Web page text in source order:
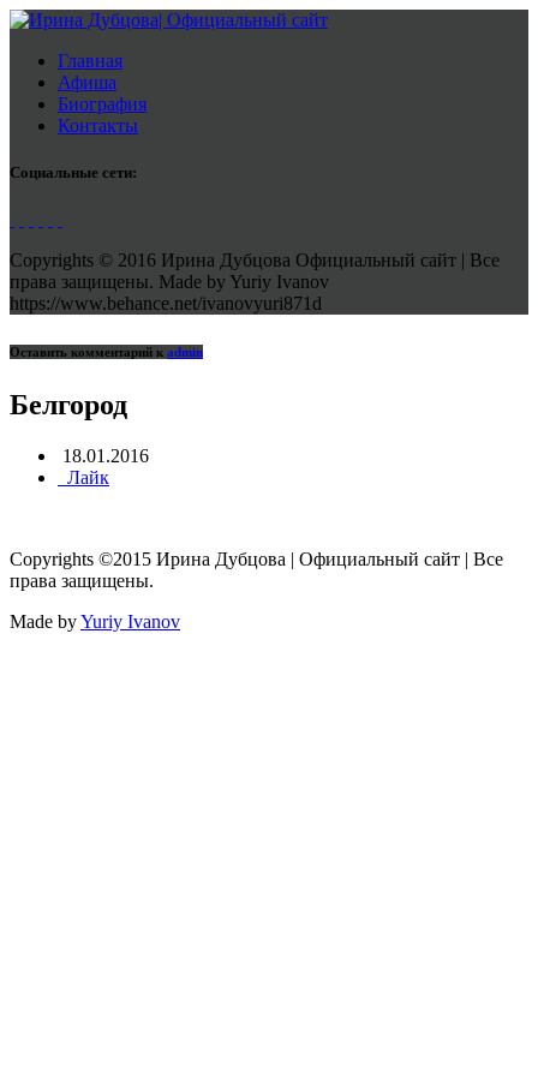
Главная
Афиша
Биография
Контакты
Социальные сети:
Copyrights © 2016 Ирина Дубцова Официальный сайт | Все
права защищены. Made by Yuriy Ivanov
https://www.behance.net/ivanovyuri871d
Оставить комментарий к admin
Белгород
18.01.2016
Лайк
Copyrights ©2015 Ирина Дубцова | Официальный сайт | Все
права защищены.
Made byYuriy Ivanov